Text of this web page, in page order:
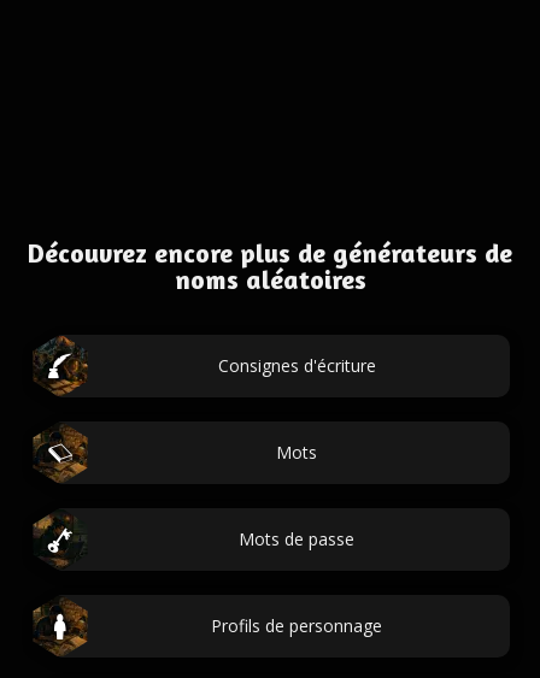
Découvrez encore plus de générateurs de
noms aléatoires
Consignes d'écriture
Mots
Mots de passe
Profils de personnage